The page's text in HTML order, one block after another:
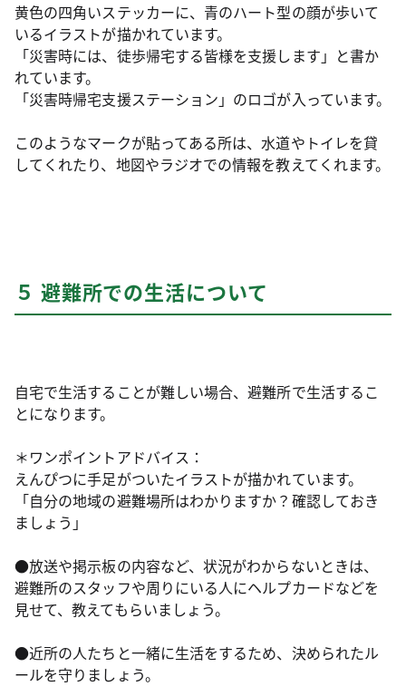
黄色の四角いステッカーに、青のハート型の顔が歩いて
いるイラストが描かれています。
「災害時には、徒歩帰宅する皆様を支援します」と書か
れています。
「災害時帰宅支援ステーション」のロゴが入っています。
このようなマークが貼ってある所は、水道やトイレを貸
してくれたり、地図やラジオでの情報を教えてくれます。
５ 避難所での生活について
自宅で生活することが難しい場合、避難所で生活するこ
とになります。
＊ワンポイントアドバイス：
えんぴつに手足がついたイラストが描かれています。
「自分の地域の避難場所はわかりますか？確認しておき
ましょう」
●放送や掲示板の内容など、状況がわからないときは、
避難所のスタッフや周りにいる人にヘルプカードなどを
見せて、教えてもらいましょう。
●近所の人たちと一緒に生活をするため、決められたル
ールを守りましょう。